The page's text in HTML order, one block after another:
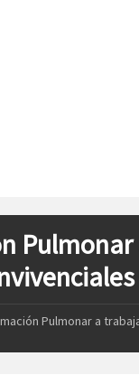
Pulmonar
Pulmonar a